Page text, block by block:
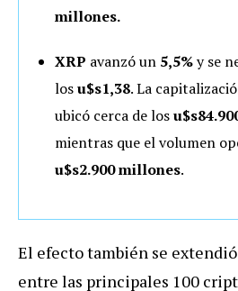
millones.
XRP avanzó un 5,5%y se
losu$s1,38. La
ubicó cerca de los
mientras que el volumen
u$s2.900 millones.
El efecto también se extendió
entre las principales 100